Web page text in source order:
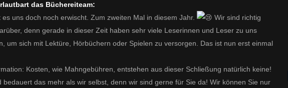
das Büchereiteam:
es uns doch noch erwischt. Zum zweiten Mal in diesem Jahr.
Wir sind richtig
denn gerade in dieser Zeit haben sehr viele Leserinnen und Leser zu uns
um sich mit Lektüre, Hörbüchern oder Spielen zu versorgen. Das ist nun erst einmal
Kosten, wie Mahngebühren, entstehen aus dieser Schließung natürlich keine!
bedauert das mehr als wir selbst, denn wir sind gerne für Sie da! Wir können Sie nur